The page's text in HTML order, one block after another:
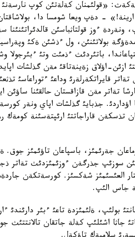
«قولئمنان كةلةتئن كوپ
- دةپ ويعا شومسا دا،
ءوز قولتاثباسئن قالدئراتئنئنا
بولاتئنئن، ول ءذشئن ةكئ
باتئردئث ءذمئت وتئ ءبئرجولا
ازئن-اؤلاق زةينةتاقئ مةن گذلشات
قايراتكةرلةرئ وداعئ ءتوراعاسئ
تةاتر مةن قازاقستان حالقئنا ساؤئن
اؤداردئ. جذبايئ گذلشات اپاي ونةر
تذسكةن قاراجاتتئ ارئپتةسئنة كومةك
17 جئلدان استئ. بارماعان جةرئمئز، باسپاعان تاؤئمئز
سوزئپ جذرگةن ءوزئمئزدئث تةاتر
العئسئمئز شةكسئز. كورسةتكةن
جاس الئپ.
بولئپ، ةلئمئزدة تاعئ ءبئر دارئندئ
اشئلئپ كةلة جاتقان تالانتتئث